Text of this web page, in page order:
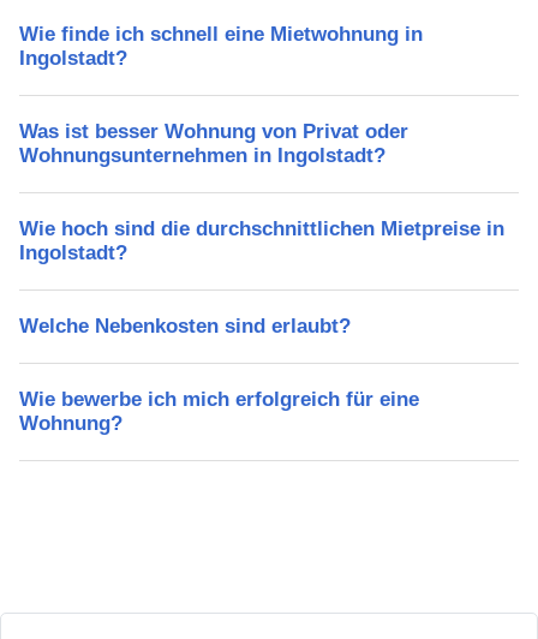
Wie finde ich schnell eine Mietwohnung in
Ingolstadt?
Was ist besser Wohnung von Privat oder
Wohnungsunternehmen in Ingolstadt?
Wie hoch sind die durchschnittlichen Mietpreise in
Ingolstadt?
Welche Nebenkosten sind erlaubt?
Wie bewerbe ich mich erfolgreich für eine
Wohnung?